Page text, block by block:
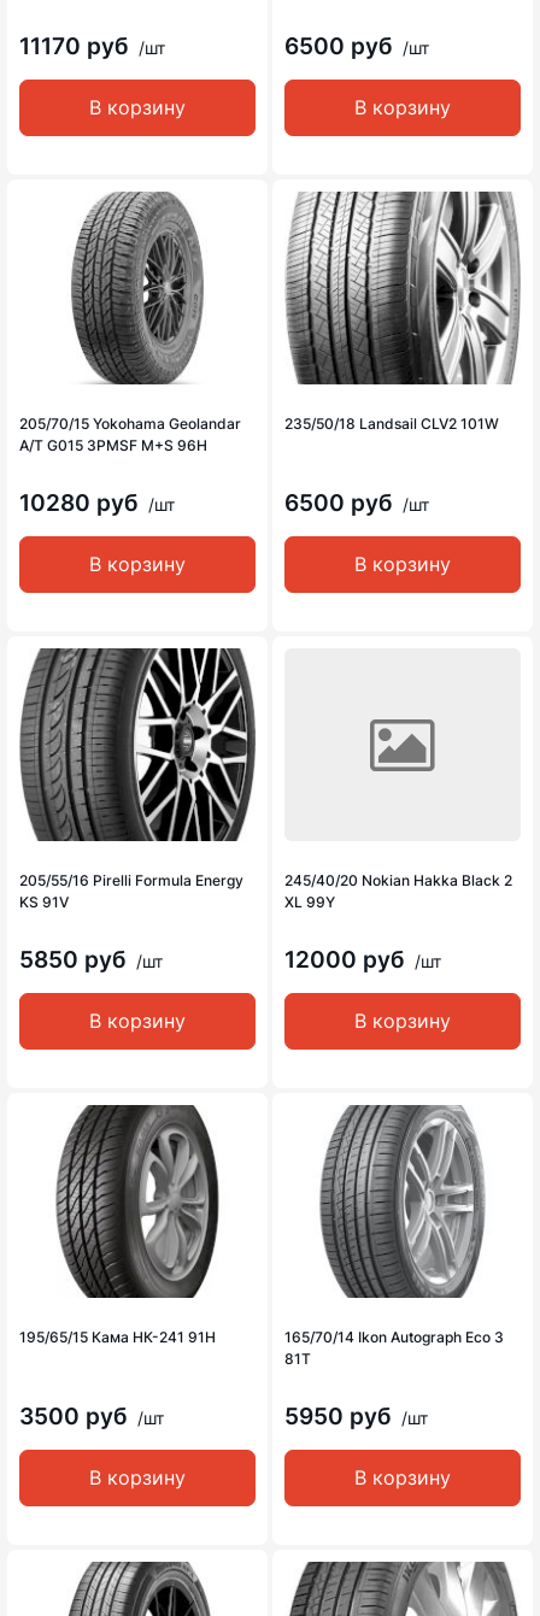
11170 руб /шт
В корзину
6500 руб /шт
В корзину
205/70/15 Yokohama Geolandar
A/T G015 3PMSF M+S 96H
10280 руб /шт
В корзину
235/50/18 Landsail CLV2 101W
6500 руб /шт
В корзину
205/55/16 Pirelli Formula Energy
KS 91V
5850 руб /шт
В корзину
245/40/20 Nokian Hakka Black 2
XL 99Y
12000 руб /шт
В корзину
195/65/15 Кама НК-241 91H
3500 руб /шт
В корзину
165/70/14 Ikon Autograph Eco 3
81T
5950 руб /шт
В корзину